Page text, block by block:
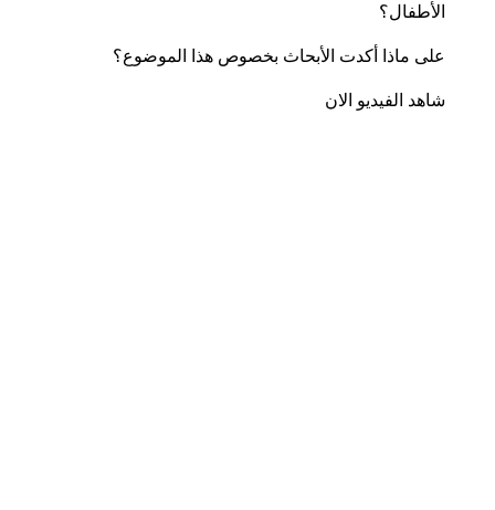
الأطفال؟
على ماذا أكدت الأبحاث بخصوص هذا الموضوع؟
شاهد الفيديو الان